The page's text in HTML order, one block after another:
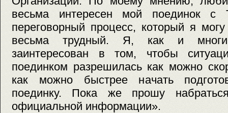
весьма интересен мой поединок
переговорный процесс, который я могу
весьма трудный. Я, как и
заинтересован в том, чтобы
поединком разрешилась как можно
как можно быстрее начать
поединку. Пока же прошу
официальной информации».